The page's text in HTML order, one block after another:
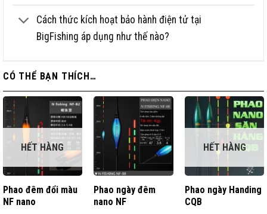
Cách thức kích hoạt bảo hành điện tử tại
BigFishing áp dụng như thế nào?
CÓ THỂ BẠN THÍCH…
HẾT HÀNG
Phao đêm đổi màu
NF nano
Phao ngày đêm
nano NF
HẾT HÀNG
Phao ngày Handing
CQB